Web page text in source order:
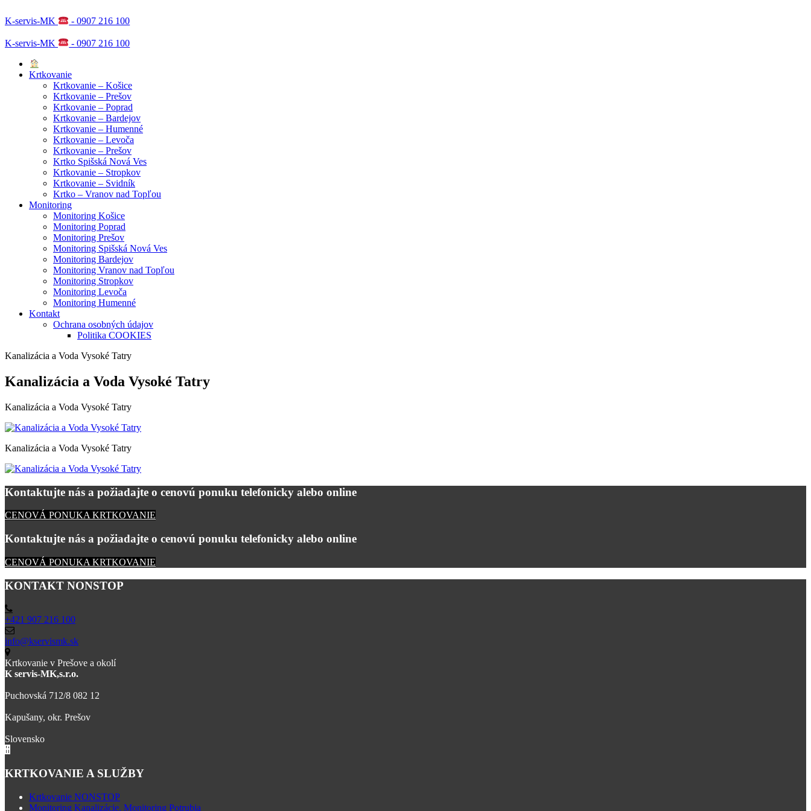
K-servis-MK - 0907 216 100
K-servis-MK - 0907 216 100
Krtkovanie
Krtkovanie – Košice
Krtkovanie – Prešov
Krtkovanie – Poprad
Krtkovanie – Bardejov
Krtkovanie – Humenné
Krtkovanie – Levoča
Krtkovanie – Prešov
Krtko Spišská Nová Ves
Krtkovanie – Stropkov
Krtkovanie – Svidník
Krtko – Vranov nad Topľou
Monitoring
Monitoring Košice
Monitoring Poprad
Monitoring Prešov
Monitoring Spišská Nová Ves
Monitoring Bardejov
Monitoring Vranov nad Topľou
Monitoring Stropkov
Monitoring Levoča
Monitoring Humenné
Kontakt
Ochrana osobných údajov
Politika COOKIES
Kanalizácia a Voda Vysoké Tatry
Kanalizácia a Voda Vysoké Tatry
Kanalizácia a Voda Vysoké Tatry
Kanalizácia a Voda Vysoké Tatry
Kontaktujte nás a požiadajte o cenovú ponuku telefonicky alebo online
CENOVÁ PONUKA KRTKOVANIE
Kontaktujte nás a požiadajte o cenovú ponuku telefonicky alebo online
CENOVÁ PONUKA KRTKOVANIE
KONTAKT NONSTOP
+421 907 216 100
info@kservismk.sk
Krtkovanie v Prešove a okolí
K servis-MK,s.r.o.
Puchovská 712/8 082 12
Kapušany, okr. Prešov
Slovensko
KRTKOVANIE A SLUŽBY
Krtkovanie NONSTOP
Monitoring Kanalizácie, Monitoring Potrubia